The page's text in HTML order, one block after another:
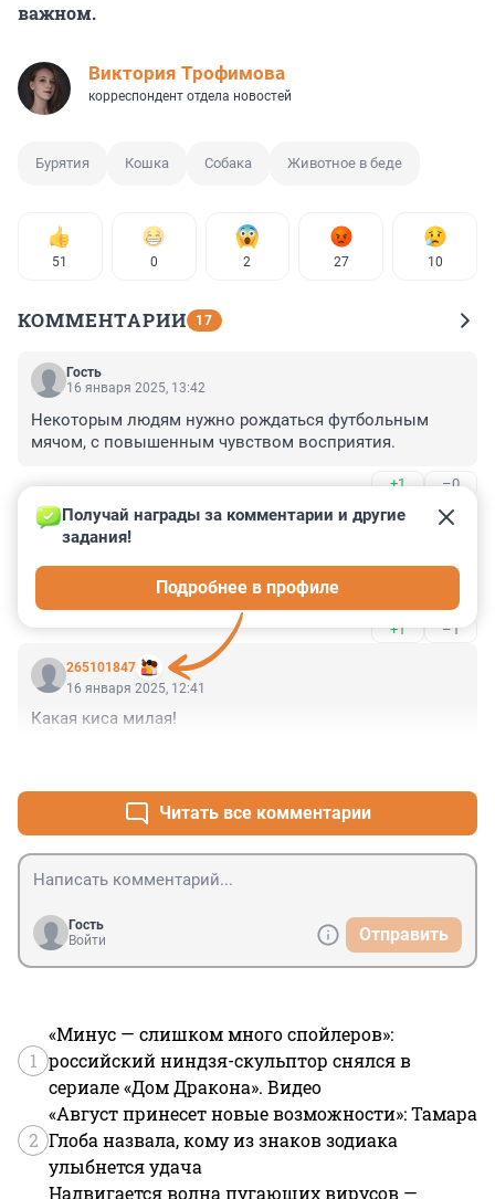
важном.
Виктория Трофимова
корреспондент отдела новостей
Бурятия Кошка Собака Животное в беде
51 0 2 27 10
КОММЕНТАРИИ 17
Гость
16 января 2025, 13:42
Некоторым людям нужно рождаться футбольным
мячом, с повышенным чувством восприятия.
+1 –0
Гость
16 января 2025, 13:18
Может просто ехали вместе с котом зайцами, отошли
на время, а поезд ушёл.
+1 –1
265101847
Получай награды за комментарии и другие
задания!
Подробнее в профиле
16 января 2025, 12:41
Какая киса милая!
Читать все комментарии
Гость
Войти
Отправить
1
«Минус — слишком много спойлеров»:
российский ниндзя-скульптор снялся в
сериале «Дом Дракона». Видео
2
«Август принесет новые возможности»: Тамара
Глоба назвала, кому из знаков зодиака
улыбнется удача
Надвигается волна пугающих вирусов —